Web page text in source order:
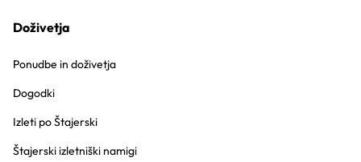
Doživetja
Ponudbe in doživetja
Dogodki
Izleti po Štajerski
Štajerski izletniški namigi